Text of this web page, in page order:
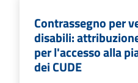
Contrassegno per
disabili:
per l'accesso alla
dei CUDE